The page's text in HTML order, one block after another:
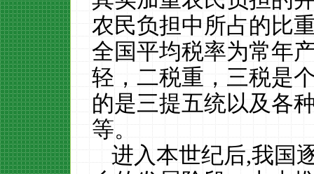
农民负担中所占的比
全国平均税率为常年
轻，二税重，三税是
的是三提五统以及各
等。
进入本世纪后,我国